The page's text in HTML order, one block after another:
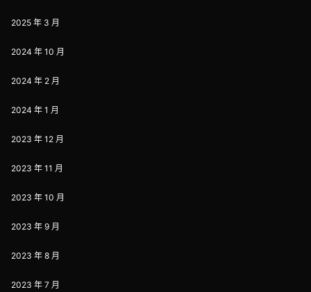
2025 年 3 月
2024 年 10 月
2024 年 2 月
2024 年 1 月
2023 年 12 月
2023 年 11 月
2023 年 10 月
2023 年 9 月
2023 年 8 月
2023 年 7 月